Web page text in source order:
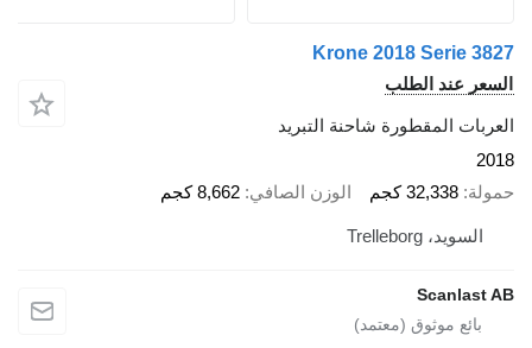
Krone 2018 Serie
عند الطلب
المقطورة شاحنة التبريد
32,338 كجم الوزن الصافي 8,662 كجم